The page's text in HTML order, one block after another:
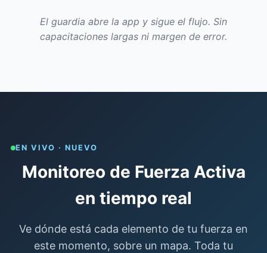
El guardia abre la app y sigue el flujo. Sin
capacitaciones largas ni margen de error.
EN VIVO · NUEVO
Monitoreo de Fuerza Activa
en tiempo real
Ve dónde está cada elemento de tu fuerza en
este momento, sobre un mapa. Toda tu